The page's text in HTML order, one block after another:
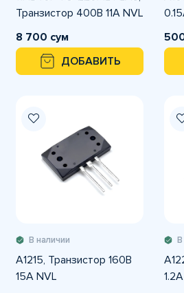
Транзистор 400В 11А NVL
8 700 сум
ДОБАВИТЬ
В наличии
A1215, Транзистор 160В
15А NVL
В